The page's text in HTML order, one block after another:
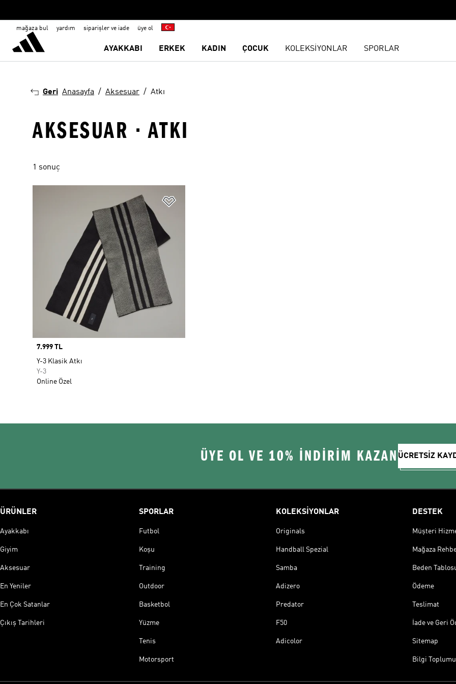
mağaza bul yardım siparişler ve iade üye ol
AYAKKABI ERKEK KADIN ÇOCUK KOLEKSİYONLAR SPORLAR
Geri Anasayfa Aksesuar Atkı
AKSESUAR · ATKI
1 sonuç
Price
7.999 TL
Y-3 Klasik Atkı
Y-3
Online Özel
ÜYE OL VE 10% İNDİRİM KAZAN ÜCRETSİZ
ÜRÜNLER
Ayakkabı
Giyim
Aksesuar
En Yeniler
En Çok Satanlar
Çıkış Tarihleri
SPORLAR
Futbol
Koşu
Training
Outdoor
Basketbol
Yüzme
Tenis
Motorsport
KOLEKSİYONLAR
Originals
Handball Spezial
Samba
Adizero
Predator
F50
Adicolor
DESTEK
Müşteri
Mağaza
Beden
Ödeme
Teslimat
İade ve Geri
Sitemap
Bilgi